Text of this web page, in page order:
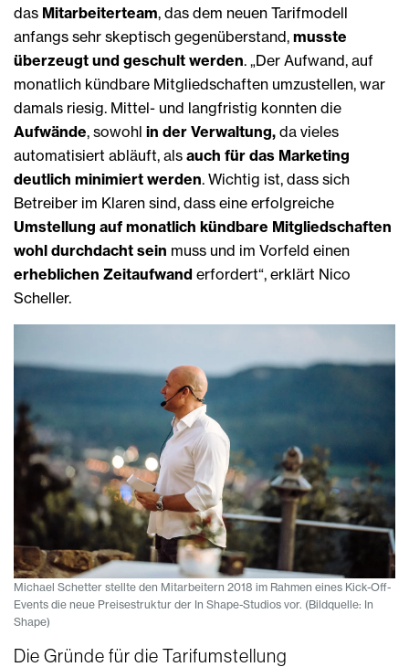
das Mitarbeiterteam, das dem neuen Tarifmodell
anfangs sehr skeptisch gegenüberstand, musste
überzeugt und geschult werden. „Der Aufwand, auf
monatlich kündbare Mitgliedschaften umzustellen, war
damals riesig. Mittel- und langfristig konnten die
Aufwände, sowohl in der Verwaltung, da vieles
automatisiert abläuft, als auch für das Marketing
deutlich minimiert werden. Wichtig ist, dass sich
Betreiber im Klaren sind, dass eine erfolgreiche
Umstellung auf monatlich kündbare Mitgliedschaften
wohl durchdacht sein muss und im Vorfeld einen
erheblichen Zeitaufwand erfordert“, erklärt Nico
Scheller.
Michael Schetter stellte den Mitarbeitern 2018 im Rahmen eines Kick-Off-
Events die neue Preisestruktur der In Shape-Studios vor. (Bildquelle: In
Shape)
Die Gründe für die Tarifumstellung